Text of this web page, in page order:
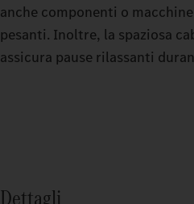
anche componenti o
pesanti. Inoltre, la spaziosa
assicura pause rilassanti
Dettagli